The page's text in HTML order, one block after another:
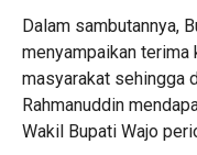
Dalam sambutannya,
menyampaikan terima
masyarakat sehingga
Rahmanuddin
Wakil Bupati Wajo